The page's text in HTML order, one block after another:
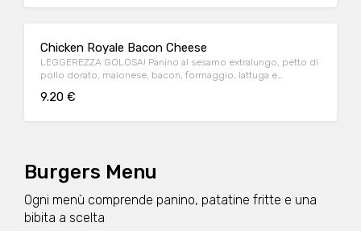
Chicken Royale Bacon Cheese
LEGGEREZZA GOLOSA! Panino al sesamo extralungo, petto di
pollo dorato, maionese, bacon, formaggio, lattuga e
9.20 €
Burgers Menu
Ogni menù comprende panino, patatine fritte e una
bibita a scelta